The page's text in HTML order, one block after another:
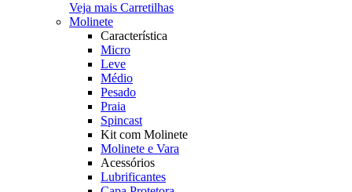
Veja mais Carretilhas
Molinete
Característica
Micro
Leve
Médio
Pesado
Praia
Spincast
Kit com Molinete
Molinete e Vara
Acessórios
Lubrificantes